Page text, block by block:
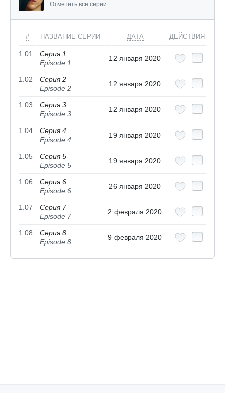
Отметить все серии
# НАЗВАНИЕ СЕРИИ ДАТА ДЕЙСТВИЯ
1.01
Серия 1
Episode 1
12 января 2020
1.02
Серия 2
Episode 2
12 января 2020
1.03
Серия 3
Episode 3
12 января 2020
1.04
Серия 4
Episode 4
19 января 2020
1.05
Серия 5
Episode 5
19 января 2020
1.06
Серия 6
Episode 6
26 января 2020
1.07
Серия 7
Episode 7
2 февраля 2020
1.08
Серия 8
Episode 8
9 февраля 2020